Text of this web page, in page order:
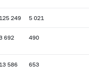
125 249 5 021
692 490
13 586 653